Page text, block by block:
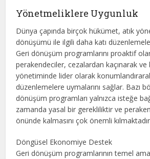
Yönetmeliklere Uygunluk
Dünya çapında birçok hükümet, atık
dönüşümü ile ilgili daha katı
Geri dönüşüm programlarını proaktif
perakendeciler, cezalardan kaçınarak ve
yönetiminde lider olarak
düzenlemelere uymalarını sağlar. Bazı
dönüşüm programları yalnızca isteğe
zamanda yasal bir gerekliliktir ve
önünde kalmasını çok önemli
Döngüsel Ekonomiye Destek
Geri dönüşüm programlarının temel